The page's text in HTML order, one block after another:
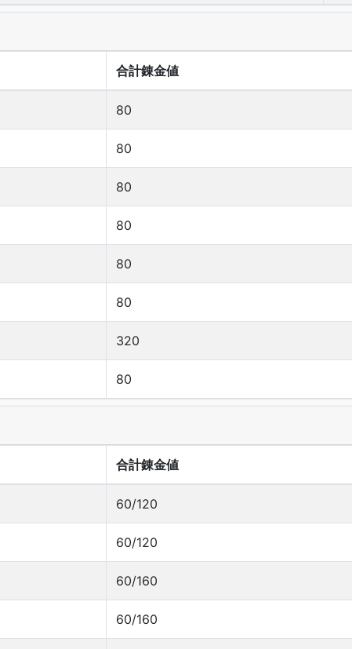
合計錬金値
80
80
80
80
80
80
320
80
合計錬金値
60/120
60/120
60/160
60/160